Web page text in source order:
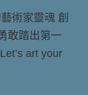
術家靈魂 創
敢踏出第一
art your